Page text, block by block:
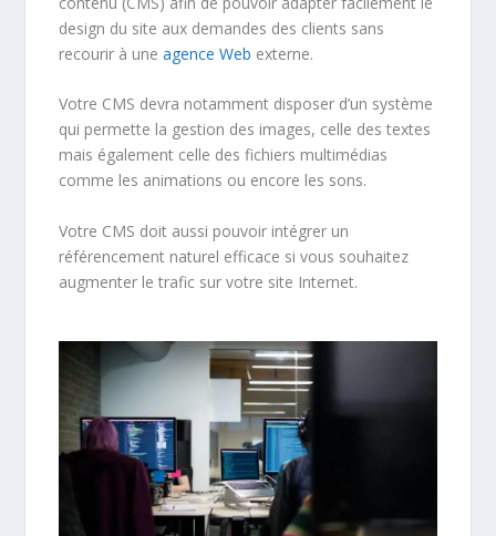
design du site aux demandes des clients sans
recourir à uneagence Web externe.
Votre CMS devra notamment disposer d’un système
qui permette la gestion des images, celle des textes
mais également celle des fichiers multimédias
comme les animations ou encore les sons.
Votre CMS doit aussi pouvoir intégrer un
référencement naturel efficace si vous souhaitez
augmenter le trafic sur votre site Internet.